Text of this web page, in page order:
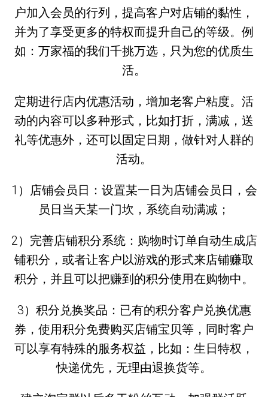
户加入会员的行列，提高客户对店铺的黏性，
并为了享受更多的特权而提升自己的等级。例
如：万家福的我们千挑万选，只为您的优质生
活。
定期进行店内优惠活动，增加老客户粘度。活
动的内容可以多种形式，比如打折，满减，送
礼等优惠外，还可以固定日期，做针对人群的
活动。
1）店铺会员日：设置某一日为店铺会员日，会
员日当天某一门坎，系统自动满减；
2）完善店铺积分系统：购物时订单自动生成店
铺积分，或者让客户以游戏的形式来店铺赚取
积分，并且可以把赚到的积分使用在购物中。
3）积分兑换奖品：已有的积分客户兑换优惠
券，使用积分免费购买店铺宝贝等，同时客户
可以享有特殊的服务权益，比如：生日特权，
快递优先，无理由退换货等。